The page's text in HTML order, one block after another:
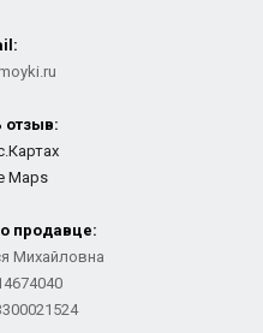
отзыв:
Maps
продавце:
Михайловна